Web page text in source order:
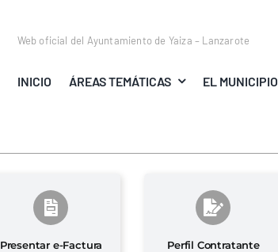
Web oficial del Ayuntamiento de Yaiza – Lanzarote
INICIO ÁREAS TEMÁTICAS EL MUNICIPIO
Presentar e-Factura Perfil Contratante